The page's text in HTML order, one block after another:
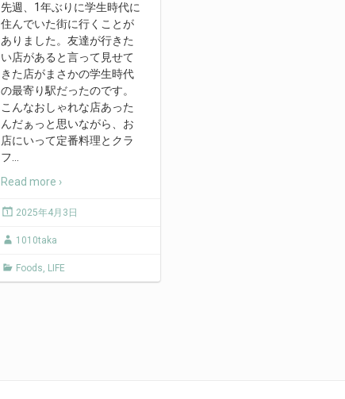
先週、1年ぶりに学生時代に
住んでいた街に行くことが
ありました。友達が行きた
い店があると言って見せて
きた店がまさかの学生時代
の最寄り駅だったのです。
こんなおしゃれな店あった
んだぁっと思いながら、お
店にいって定番料理とクラ
フ
Read more ›
2025年4月3日
1010taka
Foods, LIFE